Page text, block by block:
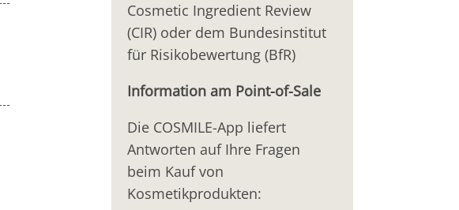
Cosmetic Ingredient Review
(CIR) oder dem Bundesinstitut
für Risikobewertung (BfR)
Information am Point-of-Sale
Die COSMILE-App liefert
Antworten auf Ihre Fragen
beim Kauf von
Kosmetikprodukten: